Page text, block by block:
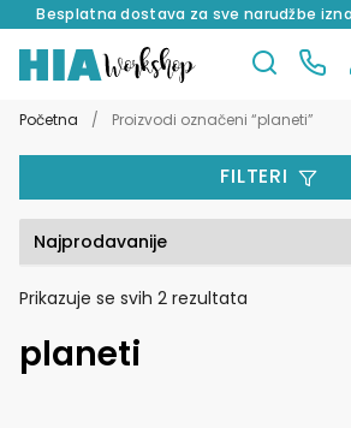
Besplatna dostava za sve narudžbe
na
do
Početna / Proizvodi označeni “planeti”
Prikazuje se svih 2 rezultata
planeti
FILTERI